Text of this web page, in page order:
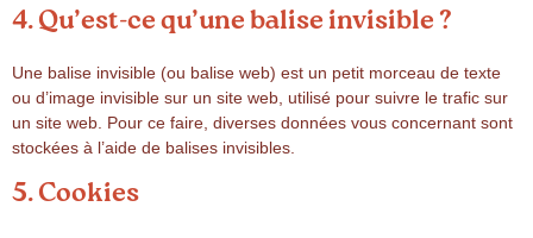
4. Qu’est-ce qu’une balise invisible ?
Une balise invisible (ou balise web) est un petit morceau de texte
ou d’image invisible sur un site web, utilisé pour suivre le trafic sur
un site web. Pour ce faire, diverses données vous concernant sont
stockées à l’aide de balises invisibles.
5. Cookies